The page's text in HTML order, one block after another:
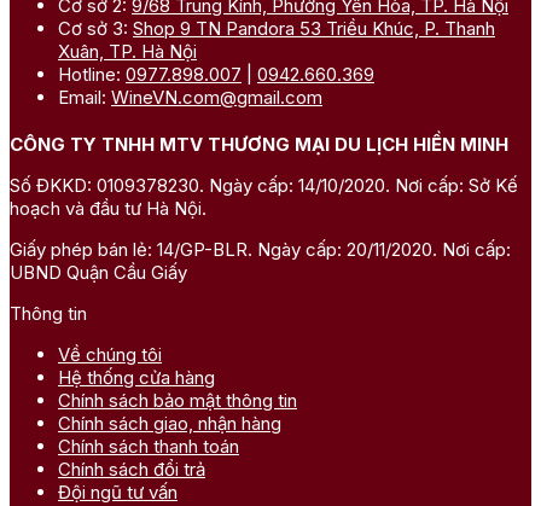
Cơ sở 2: 9/68 Trung Kính, Phường Yên Hòa, TP. Hà Nội
Cơ sở 3: Shop 9 TN Pandora 53 Triều Khúc, P. Thanh
Xuân, TP. Hà Nội
Hotline: 0977.898.007
0942.660.369
Email: WineVN.com@gmail.com
CÔNG TY TNHH MTV THƯƠNG MẠI DU LỊCH HIỀN MINH
Số ĐKKD: 0109378230. Ngày cấp: 14/10/2020. Nơi cấp: Sở Kế
hoạch và đầu tư Hà Nội.
Giấy phép bán lẻ: 14/GP-BLR. Ngày cấp: 20/11/2020. Nơi cấp:
UBND Quận Cầu Giấy
Thông tin
Về chúng tôi
Hệ thống cửa hàng
Chính sách bảo mật thông tin
Chính sách giao, nhận hàng
Chính sách thanh toán
Chính sách đổi trả
Đội ngũ tư vấn